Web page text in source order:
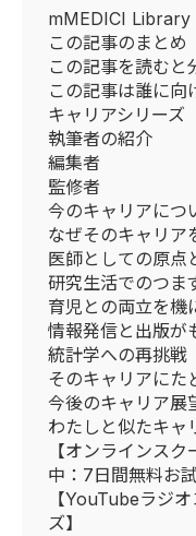
mMEDICI Library
この記事のまとめ
この記事を読むと
この記事は誰に向
キャリアシリーズ
執筆者の紹介
編集者
監修者
今のキャリアにつ
なぜそのキャリア
医師としての原点
研究生活でのつま
育児との両立を機
情報発信と出版が
統計学への再挑戦
そのキャリアにた
今後のキャリア展
わたしと似たキャ
【オンラインス
中：7日間無料お試
【YouTubeラジ
ズ】